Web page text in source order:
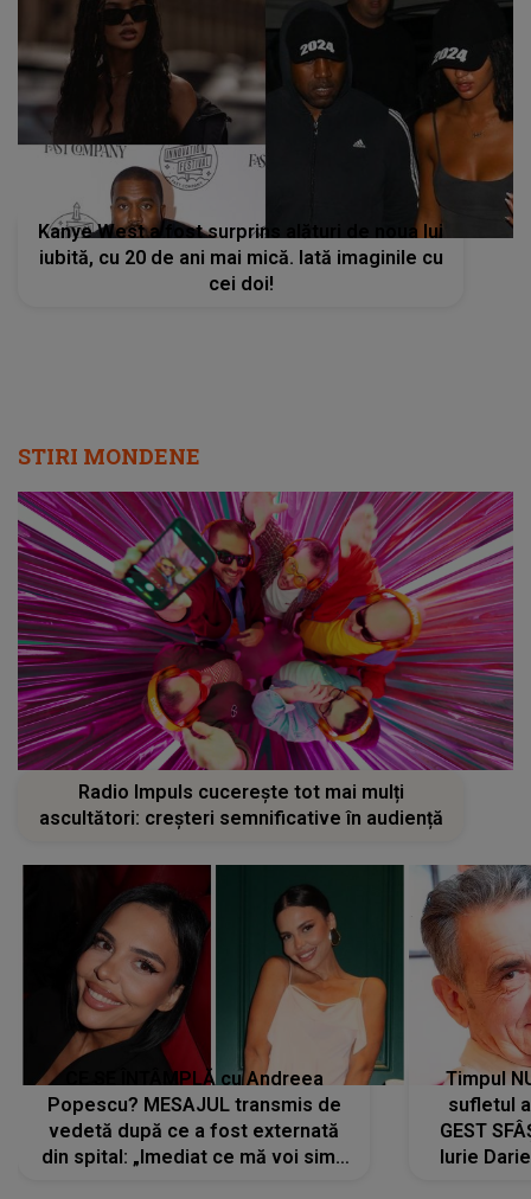
Kanye West a fost surprins alături de noua lui
iubită, cu 20 de ani mai mică. Iată imaginile cu
cei doi!
STIRI MONDENE
Radio Impuls cucerește tot mai mulți
ascultători: creșteri semnificative în audiență
CE SE ÎNTÂMPLĂ cu Andreea
Popescu? MESAJUL transmis de
vedetă după ce a fost externată
din spital: „Imediat ce mă voi simți
Timpul
sufletul
GEST
Iurie